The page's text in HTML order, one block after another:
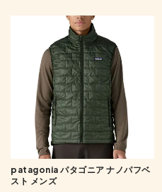
patagonia パタゴニア ナノパフベ
スト メンズ